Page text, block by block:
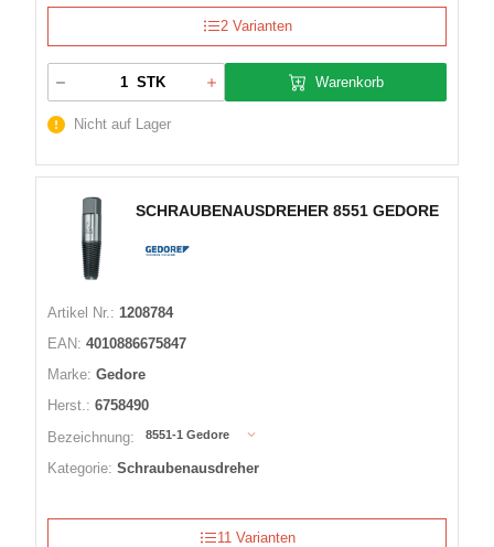
2 Varianten
STK Warenkorb
Nicht auf Lager
SCHRAUBENAUSDREHER 8551 GEDORE
Artikel Nr.: 1208784
EAN: 4010886675847
Marke: Gedore
Herst.: 6758490
Bezeichnung:
8551-1 Gedore
Kategorie: Schraubenausdreher
11 Varianten